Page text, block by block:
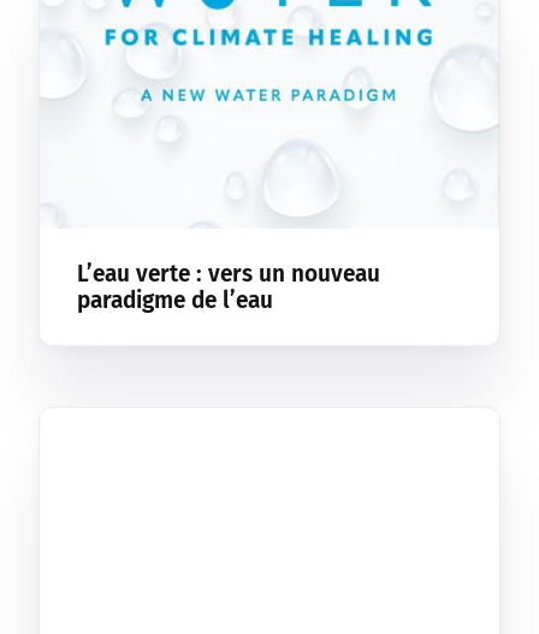
L’eau verte : vers un nouveau
paradigme de l’eau